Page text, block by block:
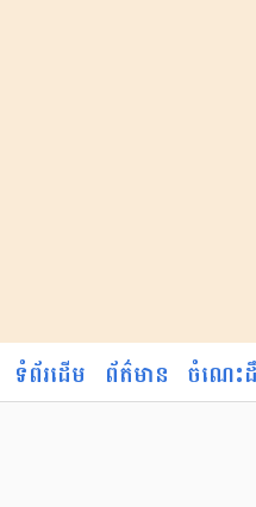
ទំព័រដើម ព័ត៌មាន ចំណេះ